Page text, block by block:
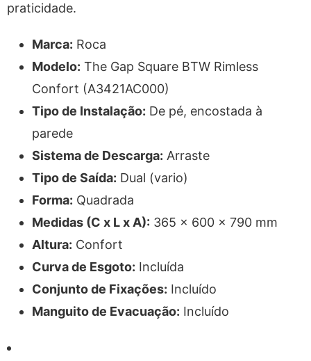
praticidade.
Marca: Roca
Modelo: The Gap Square BTW Rimless
Confort (A3421AC000)
Tipo de Instalação: De pé, encostada à
parede
Sistema de Descarga: Arraste
Tipo de Saída: Dual (vario)
Forma: Quadrada
Medidas (C x L x A): 365 x 600 x 790 mm
Altura: Confort
Curva de Esgoto: Incluída
Conjunto de Fixações: Incluído
Manguito de Evacuação: Incluído